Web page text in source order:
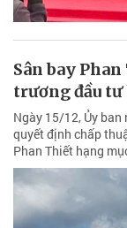
Sân bay
trương đầu
Ngày 15/12, Ủy
quyết định chấp
Phan Thiết hạng